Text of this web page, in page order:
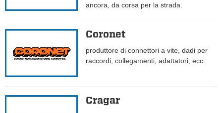
ancora, da corsa per la strada.
Coronet
produttore di connettori a vite, dadi per
raccordi, collegamenti, adattatori, ecc.
Cragar